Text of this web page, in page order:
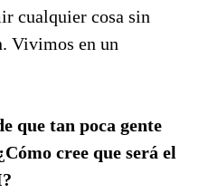
cualquier cosa sin
Vivimos en un
que tan poca gente
cree que será el